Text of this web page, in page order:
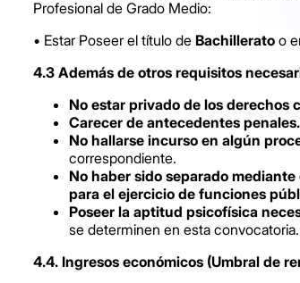
Profesional de Grado Medio:
• Estar Poseer el título de Bachillerato o
4.3 Además de otros requisitos
No estar privado de los derechos
Carecer de antecedentes penales.
No hallarse incurso en algún
correspondiente.
No haber sido separado
para el ejercicio de funciones
Poseer la aptitud psicofísica
se determinen en esta convocatoria.
4.4. Ingresos económicos (Umbral de